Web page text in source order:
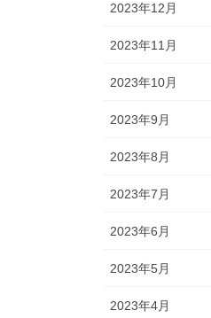
2023年12月
2023年11月
2023年10月
2023年9月
2023年8月
2023年7月
2023年6月
2023年5月
2023年4月